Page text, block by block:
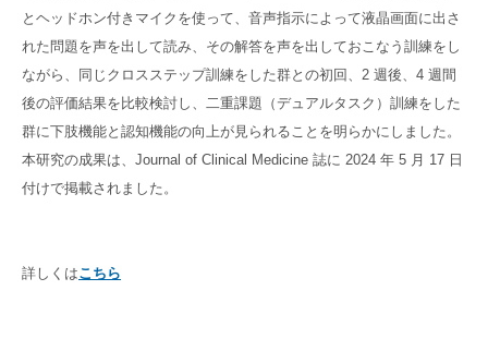
在宅療養あんしん病院
フロアガイド施設・設備のご案内
農業とリハビリ
玉響（たまゆら）の庭
料金
入院当日の持ち物
ボツリヌス療法＋短期集中リハビリテーション
LSVT®LOUD&BIG
装着型サイボーグＨＡＬⓇ(医療用下肢タイプ)
グループサイト
京都近衛リハビリ病院
御所南リハビリクリニック
とヘッドホン付きマイクを使って、音声指示によって液晶画面に出さ
れた問題を声を出して読み、その解答を声を出しておこなう訓練をし
ながら、同じクロスステップ訓練をした群との初回、2 週後、4 週間
後の評価結果を比較検討し、二重課題（デュアルタスク）訓練をした
群に下肢機能と認知機能の向上が見られることを明らかにしました。
本研究の成果は、Journal of Clinical Medicine 誌に 2024 年 5 月 17 日
付けで掲載されました。
詳しくはこちら